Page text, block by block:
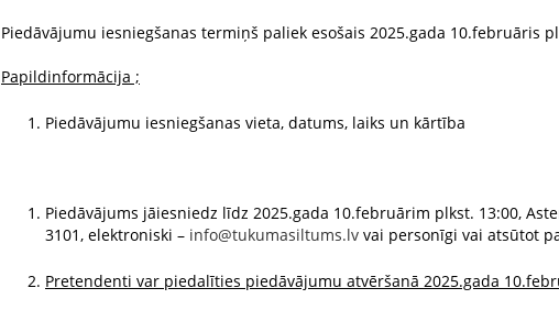
Piedāvājumu iesniegšanas termiņš paliek esošais 2025.gada 10.februāris
Papildinformācija ;
Piedāvājumu iesniegšanas vieta, datums, laiks un kārtība
Piedāvājums jāiesniedz līdz 2025.gada 10.februārim plkst. 13:00,
3101, elektroniski – info@tukumasiltums.lv vai personīgi vai atsūtot
Pretendenti var piedalīties piedāvājumu atvēršanā 2025.gada